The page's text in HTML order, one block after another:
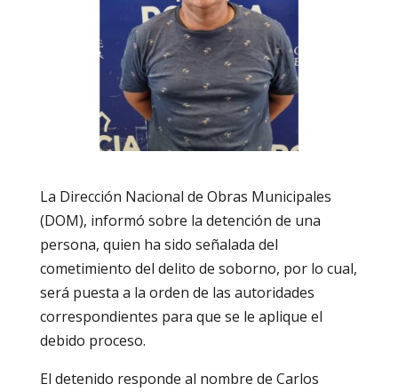
La Dirección Nacional de Obras Municipales
(DOM), informó sobre la detención de una
persona, quien ha sido señalada del
cometimiento del delito de soborno, por lo cual,
será puesta a la orden de las autoridades
correspondientes para que se le aplique el
debido proceso.
El detenido responde al nombre de Carlos